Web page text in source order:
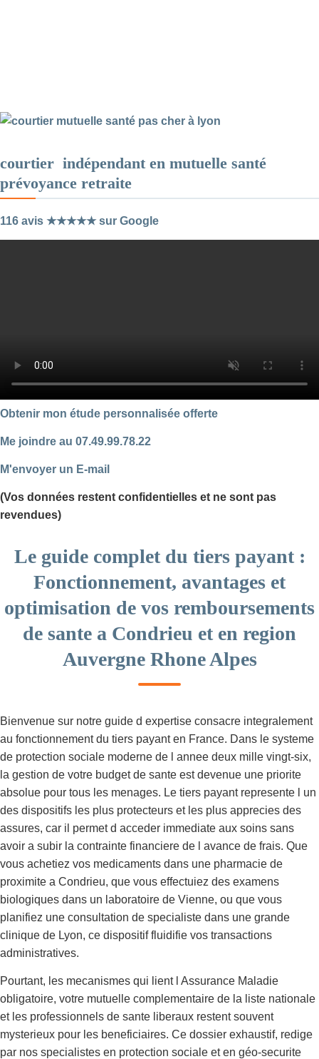
courtier indépendant en mutuelle santé
prévoyance retraite
116 avis ★★★★★ sur Google
Obtenir mon étude personnalisée offerte
Me joindre au 07.49.99.78.22
M'envoyer un E-mail
(Vos données restent confidentielles et ne sont pas
revendues)
Le guide complet du tiers payant :
Fonctionnement, avantages et
optimisation de vos remboursements
de sante a Condrieu et en region
Auvergne Rhone Alpes
Bienvenue sur notre guide d expertise consacre integralement
au fonctionnement du tiers payant en France. Dans le systeme
de protection sociale moderne de l annee deux mille vingt-six,
la gestion de votre budget de sante est devenue une priorite
absolue pour tous les menages. Le tiers payant represente l un
des dispositifs les plus protecteurs et les plus apprecies des
assures, car il permet d acceder immediate aux soins sans
avoir a subir la contrainte financiere de l avance de frais. Que
vous achetiez vos medicaments dans une pharmacie de
proximite a Condrieu, que vous effectuiez des examens
biologiques dans un laboratoire de Vienne, ou que vous
planifiez une consultation de specialiste dans une grande
clinique de Lyon, ce dispositif fluidifie vos transactions
administratives.
Pourtant, les mecanismes qui lient l Assurance Maladie
obligatoire, votre mutuelle complementaire de la liste nationale
et les professionnels de sante liberaux restent souvent
mysterieux pour les beneficiaires. Ce dossier exhaustif, redige
par nos specialistes en protection sociale et en géo-securite